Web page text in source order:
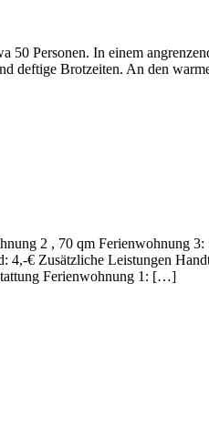
50 Personen. In einem
deftige Brot­zeiten. An den
2 , 70 qm Feri­en­woh­nung
€ Zusätz­liche Leis­tungen
Feri­en­woh­nung 1: […]